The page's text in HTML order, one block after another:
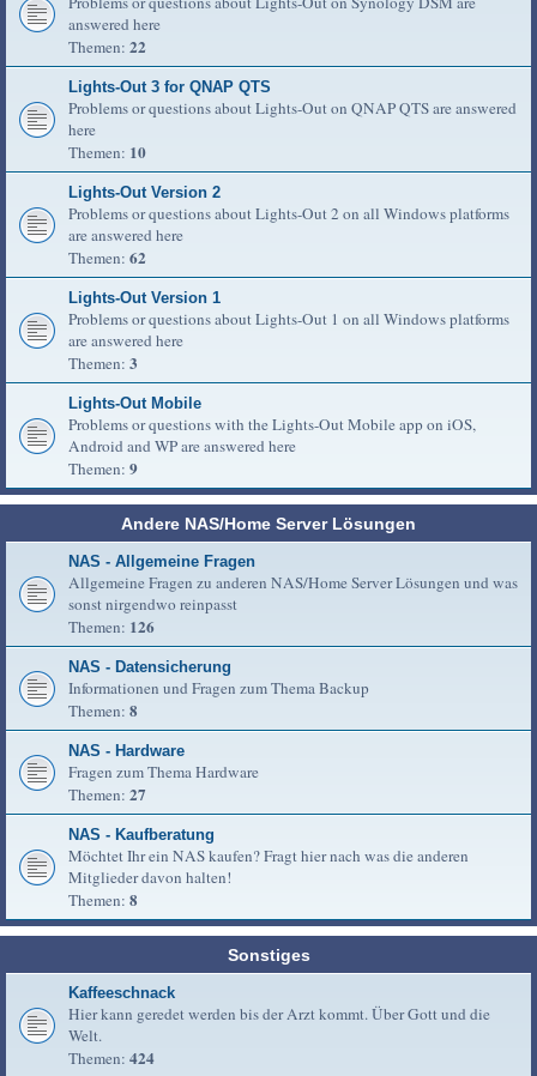
answered here
Themen: 22
Lights-Out 3 for QNAP QTS
Problems or questions about Lights-Out on QNAP QTS are answered
here
Themen: 10
Lights-Out Version 2
Problems or questions about Lights-Out 2 on all Windows platforms
are answered here
Themen: 62
Lights-Out Version 1
Problems or questions about Lights-Out 1 on all Windows platforms
are answered here
Themen: 3
Lights-Out Mobile
Problems or questions with the Lights-Out Mobile app on iOS,
Android and WP are answered here
Themen: 9
Andere NAS/Home Server Lösungen
NAS - Allgemeine Fragen
Allgemeine Fragen zu anderen NAS/Home Server Lösungen und was
sonst nirgendwo reinpasst
Themen: 126
NAS - Datensicherung
Informationen und Fragen zum Thema Backup
Themen: 8
NAS - Hardware
Fragen zum Thema Hardware
Themen: 27
NAS - Kaufberatung
Möchtet Ihr ein NAS kaufen? Fragt hier nach was die anderen
Mitglieder davon halten!
Themen: 8
Sonstiges
Kaffeeschnack
Hier kann geredet werden bis der Arzt kommt. Über Gott und die
Welt.
Themen: 424